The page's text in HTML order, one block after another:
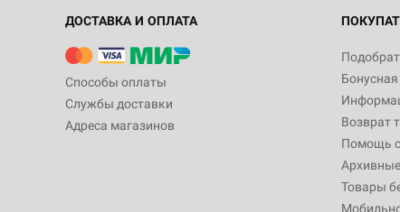
ДОСТАВКА И ОПЛАТА
Способы оплаты
Службы доставки
Адреса магазинов
Возврат
Помощь
Товары